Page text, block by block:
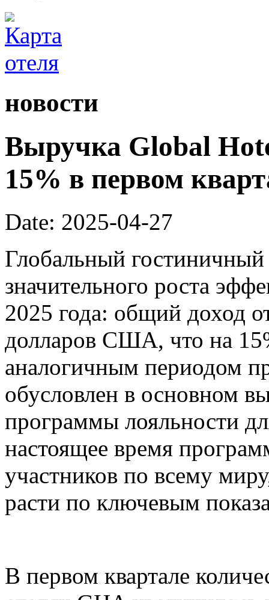
новости
Выручка Global
15% в первом
Date: 2025-04-27
Глобальный
значительного роста
2025 года: общий доход
долларов США, что на
аналогичным периодом
обусловлен в основном
программы лояльности
настоящее время
участников по всему
расти по ключевым
В первом квартале